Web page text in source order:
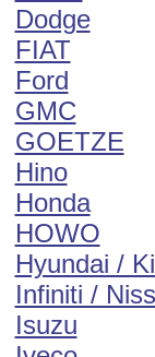
Dodge
FIAT
Ford
GMC
GOETZE
Hino
Honda
HOWO
Hyundai /
Infiniti /
Isuzu